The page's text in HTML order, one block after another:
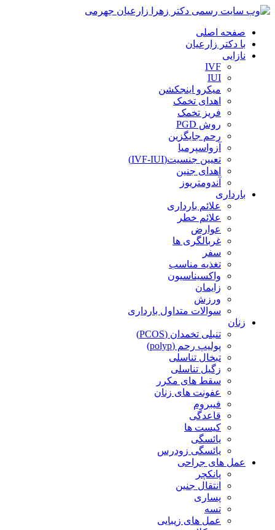
صفحه اصلی
با دکتر زارعیان
نازایی
IVF
IUI
میکرو اینجکشن
اهدای تخمک
فریز تخمک
روش PGD
رحم جایگزین
آزواسپرمیا
تعیین جنسیت(IVF-IUI)
اهدای جنین
آندومتریوز
بارداری
علائم بارداری
علائم خطر
عوارض
غربالگری ها
سفر
تغذیه مناسب
واکسیناسیون
زایمان
ورزش
سوالات متداول بارداری
زنان
تنبلی تخمدان (PCOS)
پولیپ رحم (polyp)
تبخال تناسلی
زگیل تناسلی
سقط های مکرر
عفونت های زنان
فیبروم
قاعدگی
کیست ها
یائسگی
یائسگی زودرس
عمل های جراحی
پانکچر
انتقال جنین
پساری
تسه
عمل های زیبایی